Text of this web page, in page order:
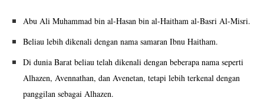
Abu Ali Muhammad bin al-Hasan bin al-Haitham al-Basri Al-Misri.
Beliau lebih dikenali dengan nama samaran Ibnu Haitham.
Di dunia Barat beliau telah dikenali dengan beberapa nama seperti
Alhazen, Avennathan, dan Avenetan, tetapi lebih terkenal dengan
panggilan sebagai Alhazen.